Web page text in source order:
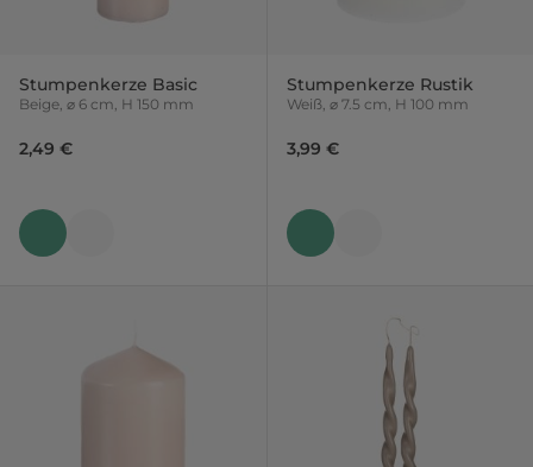
Stumpenkerze Basic
Beige, ⌀ 6 cm, H 150 mm
2,49 €
Stumpenkerze Rustik
Weiß, ⌀ 7.5 cm, H 100 mm
3,99 €